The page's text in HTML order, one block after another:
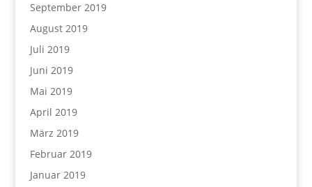
September 2019
August 2019
Juli 2019
Juni 2019
Mai 2019
April 2019
März 2019
Februar 2019
Januar 2019